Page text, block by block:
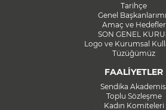
Tarihçe
Genel
Amaç ve Hedefler
SON GENEL
Logo ve Kurumsal
Tüzüğümüz
FAALİYETLER
Sendika
Toplu Sözleşme
Kadın Komiteleri